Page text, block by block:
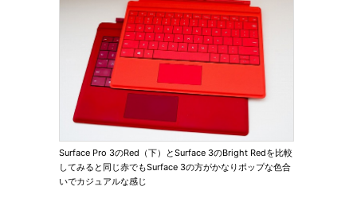
Surface Pro 3のRed（下）とSurface 3のBright Redを比較
してみると同じ赤でもSurface 3の方がかなりポップな色合
いでカジュアルな感じ